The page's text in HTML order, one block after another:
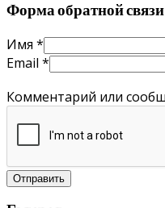
Форма обратной связи
Имя *
Email *
Комментарий или
Отправить